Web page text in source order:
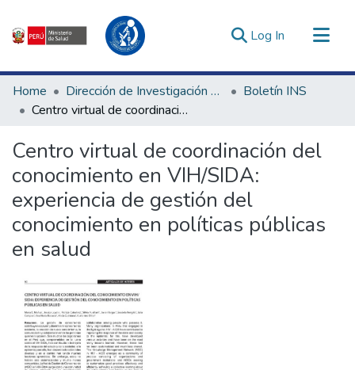
Log In (current)
Communities & Collections
All of DSpace
Estadísticas Externas
Enlaces de interés ▾
Home Dirección de Investigación e Innovación en Salud
Boletín INS
Centro virtual de coordinación del conocimiento en VIH/SIDA: experiencia de gestión del conocimiento en políticas públicas en salud
Centro virtual de coordinación del
conocimiento en VIH/SIDA:
experiencia de gestión del
conocimiento en políticas públicas
en salud